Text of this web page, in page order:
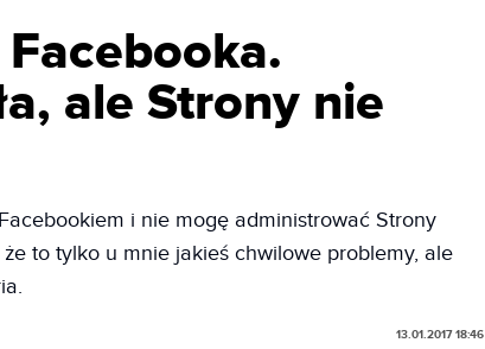
ale Strony nie
i nie mogę administrować Strony
że to tylko u mnie jakieś chwilowe problemy, ale
13.01.2017 18:46